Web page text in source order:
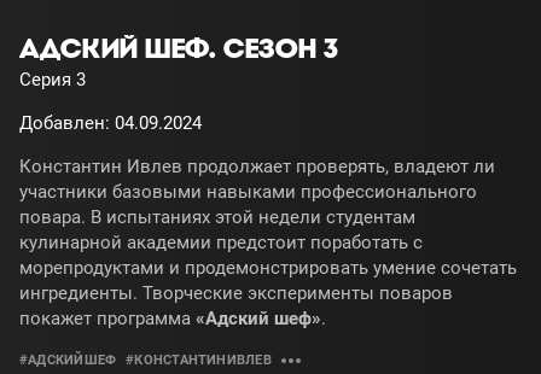
АДСКИЙ ШЕФ. СЕЗОН 3
Серия 3
Добавлен: 04.09.2024
Константин Ивлев продолжает проверять, владеют ли
участники базовыми навыками профессионального
повара. В испытаниях этой недели студентам
кулинарной академии предстоит поработать с
морепродуктами и продемонстрировать умение сочетать
ингредиенты. Творческие эксперименты поваров
покажет программа «Адский шеф».
#АДСКИЙШЕФ #КОНСТАНТИНИВЛЕВ